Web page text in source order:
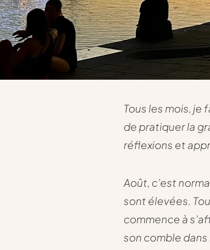
Tous les mois,
de pratiquer la
réflexions et
Août, c’est
sont élevées.
commence à
son comble dans